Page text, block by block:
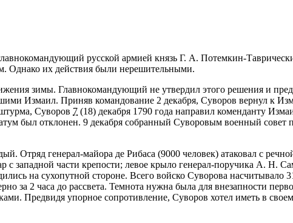
русской армией князь Г. А. Потемкин-
Однако их действия были нерешительными.
зимы. Главнокомандующий не утвердил этого решения и
Измаил. Приняв командование 2 декабря, Суворов вернул к
Суворов 7 (18) декабря 1790 года направил коменданту
был отклонен. 9 декабря собранный Суворовым военный совет
Отряд генерал-майора де Рибаса (9000 человек) атаковал с
западной части крепости; левое крыло генерал-поручика А. Н.
на сухопутной стороне. Всего войско Суворова
за 2 часа до рассвета. Темнота нужна была для внезапности
Предвидя упорное сопротивление, Суворов хотел иметь в